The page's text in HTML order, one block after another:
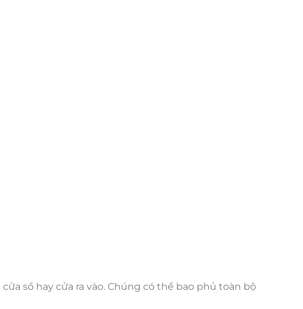
sổ hay cửa ra vào. Chúng có thể bao phủ toàn bộ